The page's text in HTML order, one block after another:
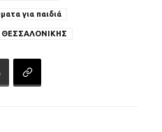
για παιδιά
ΘΕΣΣΑΛΟΝΙΚΗΣ